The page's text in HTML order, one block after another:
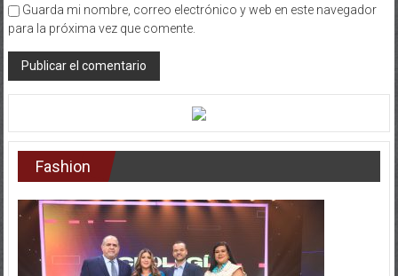
Guarda mi nombre, correo electrónico y web en este navegador
para la próxima vez que comente.
Fashion